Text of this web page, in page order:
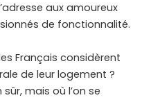
aux amoureux
de fonctionnalité.
Français considèrent
de leur logement ?
sûr, mais où l’on se